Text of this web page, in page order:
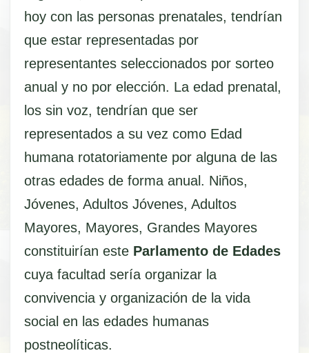
hoy con las personas prenatales, tendrían
que estar representadas por
representantes seleccionados por sorteo
anual y no por elección. La edad prenatal,
los sin voz, tendrían que ser
representados a su vez como Edad
humana rotatoriamente por alguna de las
otras edades de forma anual. Niños,
Jóvenes, Adultos Jóvenes, Adultos
Mayores, Mayores, Grandes Mayores
constituirían este Parlamento de Edades
cuya facultad sería organizar la
convivencia y organización de la vida
social en las edades humanas
postneolíticas.